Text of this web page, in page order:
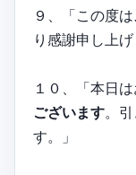
９、「この度は
り感謝申し上げ
１０、「本日
ございます。
す。」